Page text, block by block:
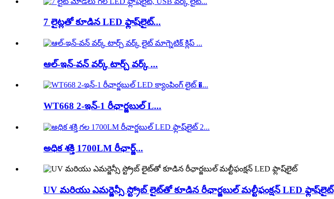
7 లైట్లతో కూడిన LED ఫ్లాష్‌లైట్...
ఆల్-ఇన్-వన్ వర్క్ టార్చ్ వర్క్ ...
WT668 2-ఇన్-1 రీఛార్జబుల్ L...
అధిక శక్తి 1700LM రీఛార్జ్...
UV మరియు ఎమర్జెన్సీ స్ట్రోబ్ లైట్‌తో కూడిన రీఛార్జబుల్ మల్టీఫంక్షన్ LED ఫ్లాష్‌లైట్